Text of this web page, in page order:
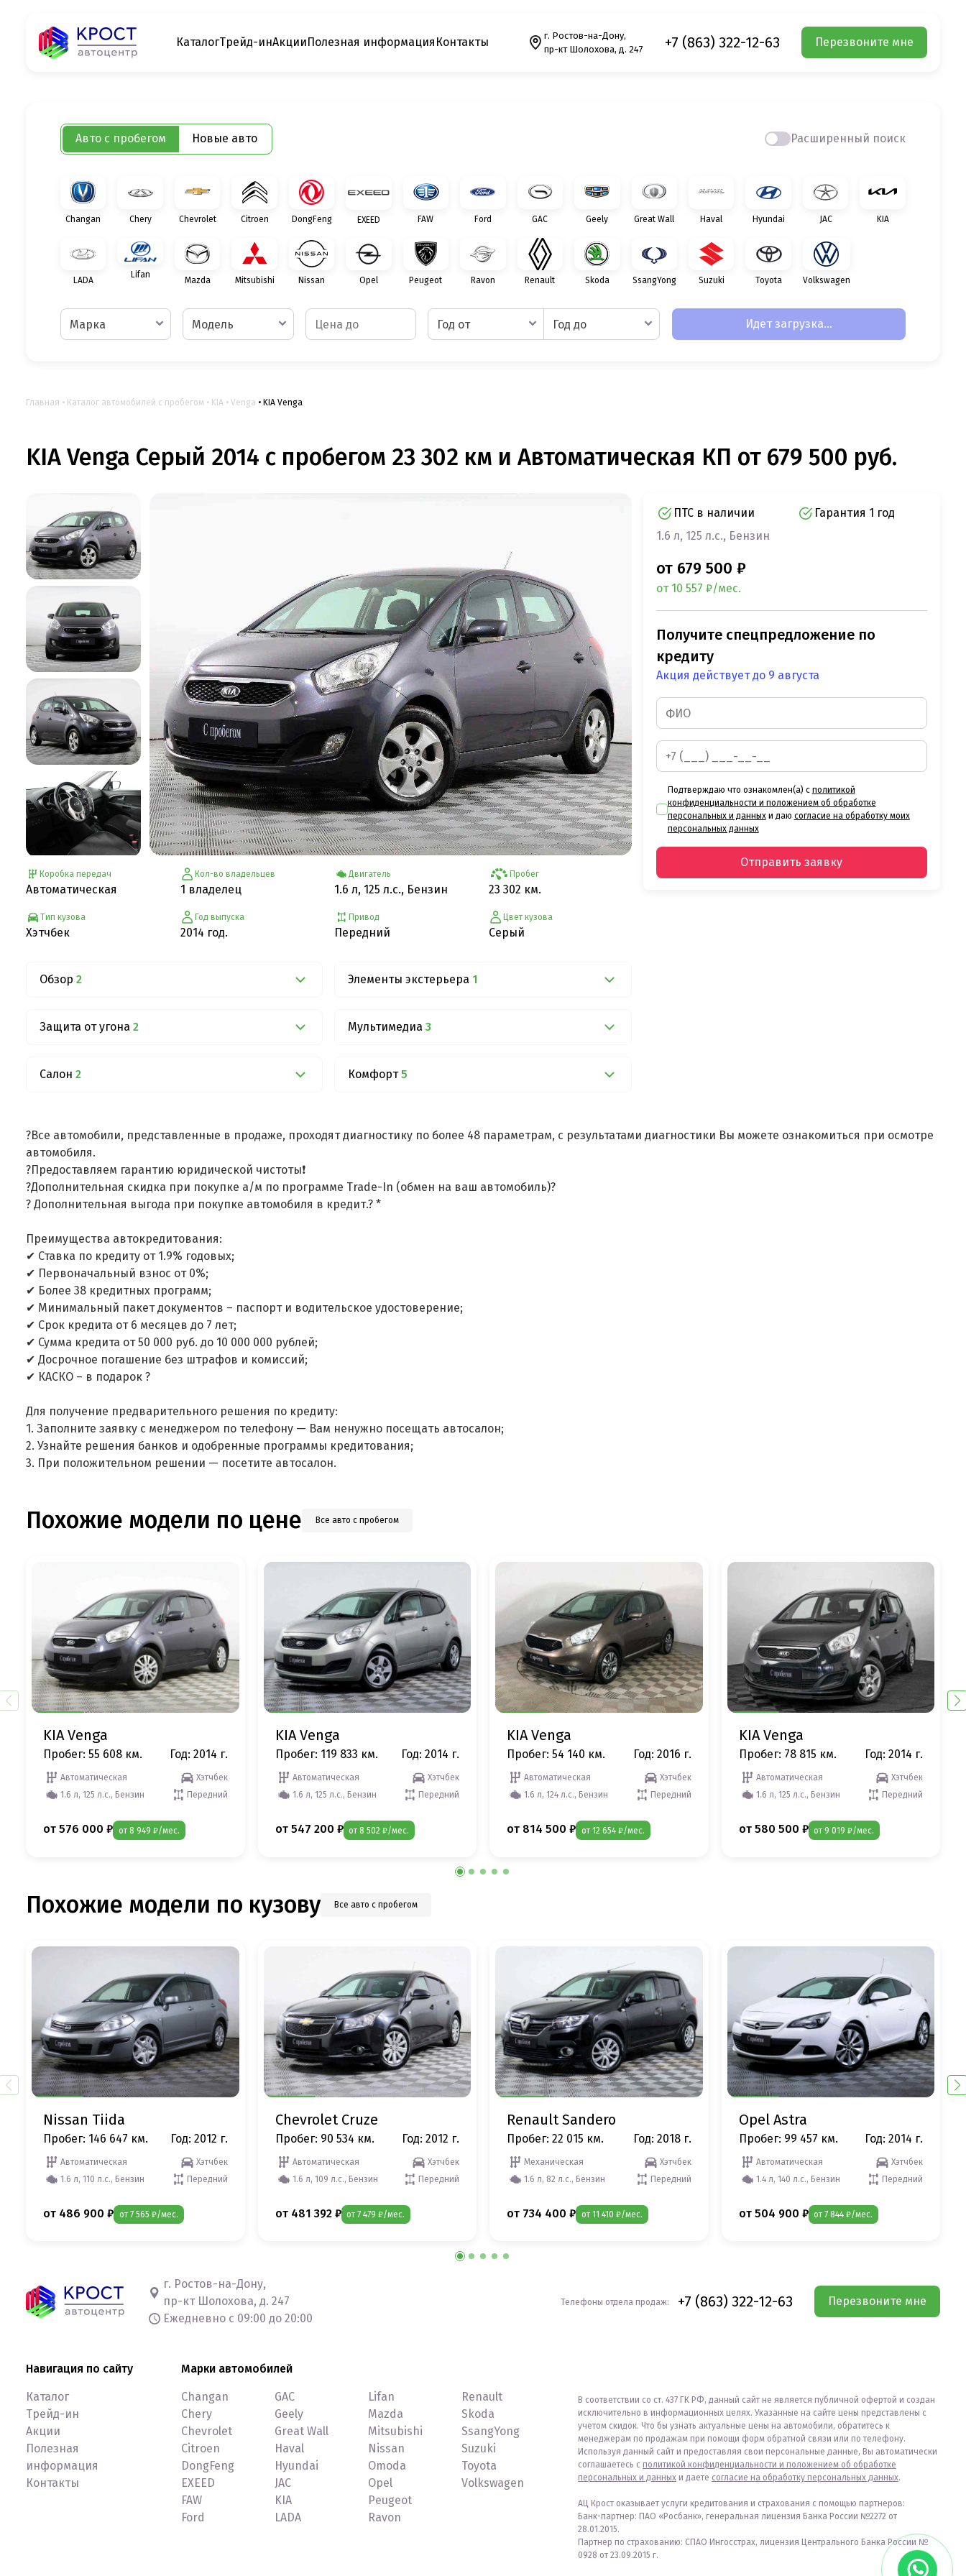
КаталогТрейд-инАкцииПолезная информация Контакты
г. Ростов-на-Дону,
пр-кт Шолохова, д. 247
+7 (863) 322-12-63 Перезвоните мне
Авто с пробегом Новые авто Расширенный поиск
Changan Chery Chevrolet Citroen DongFeng EXEED FAW Ford GAC Geely Great Wall Haval Hyundai JAC KIA
LADA
Lifan
Mazda Mitsubishi Nissan Opel Peugeot Ravon Renault Skoda SsangYong Suzuki Toyota Volkswagen
Марка Модель Год от Год до Идет загрузка...
Главная Каталог автомобилей с пробегом KIA Venga KIA Venga
KIA Venga Серый 2014 с пробегом 23 302 км и Автоматическая КП от 679 500 руб.
Коробка передач
Автоматическая
Тип кузова
Хэтчбек
Кол-во владельцев
1 владелец
Год выпуска
2014 год.
Двигатель
1.6 л, 125 л.с., Бензин
Привод
Передний
Пробег
23 302 км.
Цвет кузова
Серый
Обзор 2 Элементы экстерьера 1
Защита от угона 2 Мультимедиа 3
Салон 2 Комфорт 5
ПТС в наличии
Гарантия 1 год
1.6 л, 125 л.с., Бензин
от 679 500 ₽
от 10 557 ₽/мес.
Получите спецпредложение по
кредиту
Акция действует до 9 августа
Подтверждаю что ознакомлен(а) с политикой
конфиденциальности и положением об обработке
персональных и данныхи даю согласие на обработку моих
персональных данных
Отправить заявку
?Все автомобили, представленные в продаже, проходят диагностику по более 48 параметрам, с результатами диагностики Вы можете ознакомиться при осмотре
автомобиля.
?Предоставляем гарантию юридической чистоты❗
?Дополнительная скидка при покупке а/м по программе Trade-In (обмен на ваш автомобиль)?
? Дополнительная выгода при покупке автомобиля в кредит.? *
Преимущества автокредитования:
✔ Ставка по кредиту от 1.9% годовых;
✔ Первоначальный взнос от 0%;
✔ Более 38 кредитных программ;
✔ Минимальный пакет документов – паспорт и водительское удостоверение;
✔ Срок кредита от 6 месяцев до 7 лет;
✔ Сумма кредита от 50 000 руб. до 10 000 000 рублей;
✔ Досрочное погашение без штрафов и комиссий;
✔ КАСКО – в подарок ?
Для получение предварительного решения по кредиту:
1. Заполните заявку с менеджером по телефону — Вам ненужно посещать автосалон;
2. Узнайте решения банков и одобренные программы кредитования;
3. При положительном решении — посетите автосалон.
Похожие модели по цене Все авто с пробегом
KIA Venga
Пробег: 55 608 км. Год: 2014 г.
Автоматическая
Хэтчбек
1.6 л, 125 л.с., Бензин
Передний
от 576 000 ₽ от 8 949 ₽/мес.
KIA Venga
Пробег: 119 833 км. Год: 2014 г.
Автоматическая
Хэтчбек
1.6 л, 125 л.с., Бензин
Передний
от 547 200 ₽ от 8 502 ₽/мес.
KIA Venga
Пробег: 54 140 км. Год: 2016 г.
Автоматическая
Хэтчбек
1.6 л, 124 л.с., Бензин
Передний
от 814 500 ₽ от 12 654 ₽/мес.
KIA Venga
Пробег: 78 815 км. Год: 2014 г.
Автоматическая
Хэтчбек
1.6 л, 125 л.с., Бензин
Передний
от 580 500 ₽ от 9 019 ₽/мес.
Похожие модели по кузову Все авто с пробегом
Nissan Tiida
Пробег: 146 647 км. Год: 2012 г.
Автоматическая
Хэтчбек
1.6 л, 110 л.с., Бензин
Передний
от 486 900 ₽ от 7 565 ₽/мес.
Chevrolet Cruze
Пробег: 90 534 км. Год: 2012 г.
Автоматическая
Хэтчбек
1.6 л, 109 л.с., Бензин
Передний
от 481 392 ₽ от 7 479 ₽/мес.
Renault Sandero
Пробег: 22 015 км. Год: 2018 г.
Механическая
Хэтчбек
1.6 л, 82 л.с., Бензин
Передний
от 734 400 ₽ от 11 410 ₽/мес.
Opel Astra
Пробег: 99 457 км. Год: 2014 г.
Автоматическая
Хэтчбек
1.4 л, 140 л.с., Бензин
Передний
от 504 900 ₽ от 7 844 ₽/мес.
г. Ростов-на-Дону,
пр-кт Шолохова, д. 247
Ежедневно с 09:00 до 20:00
Телефоны отдела продаж: +7 (863) 322-12-63 Перезвоните мне
Навигация по сайту
Каталог
Трейд-ин
Акции
Полезная
информация
Контакты
Марки автомобилей
Changan
Chery
Chevrolet
Citroen
DongFeng
EXEED
FAW
Ford
GAC
Geely
Great Wall
Haval
Hyundai
JAC
KIA
LADA
Lifan
Mazda
Mitsubishi
Nissan
Omoda
Opel
Peugeot
Ravon
Renault
Skoda
SsangYong
Suzuki
Toyota
Volkswagen
В соответствии со ст. 437 ГК РФ, данный сайт не является публичной офертой и создан
исключительно в информационных целях. Указанные на сайте цены представлены с
учетом скидок. Что бы узнать актуальные цены на автомобили, обратитесь к
менеджерам по продажам при помощи форм обратной связи или по телефону.
Используя данный сайт и предоставляя свои персональные данные, Вы автоматически
соглашаетесь с политикой конфиденциальности и положением об обработке
персональных и данных и даете согласие на обработку персональных данных.
АЦ Крост оказывает услуги кредитования и страхования с помощью партнеров:
Банк-партнер: ПАО «Росбанк», генеральная лицензия Банка России №2272 от
28.01.2015.
Партнер по страхованию: СПАО Ингосстрах, лицензия Центрального Банка России №
0928 от 23.09.2015 г.